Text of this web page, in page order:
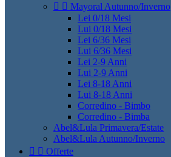
  Mayoral Autunno/Inverno
Lei 0/18 Mesi
Lui 0/18 Mesi
Lei 6/36 Mesi
Lui 6/36 Mesi
Lei 2-9 Anni
Lui 2-9 Anni
Lei 8-18 Anni
Lui 8-18 Anni
Corredino - Bimbo
Corredino - Bimba
Abel&Lula Primavera/Estate
Abel&Lula Autunno/Inverno
  Offerte